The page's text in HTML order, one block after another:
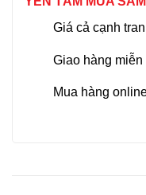
Giá cả cạnh
Giao hàng
Mua hàng